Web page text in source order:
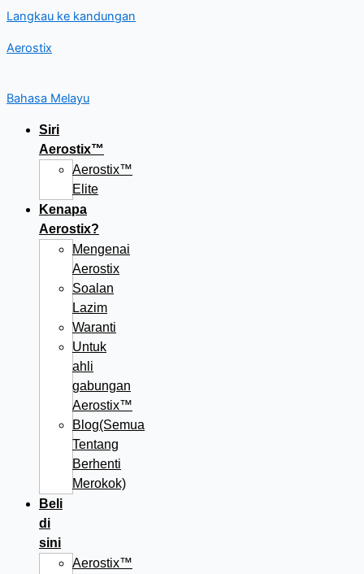
Langkau ke kandungan
Aerostix
Bahasa Melayu
Siri
Aerostix™
Aerostix™
Elite
Kenapa
Aerostix?
Mengenai
Aerostix
Soalan
Lazim
Waranti
Untuk
ahli
gabungan
Aerostix™
Blog(Semua
Tentang
Berhenti
Merokok)
Beli
di
sini
Aerostix™